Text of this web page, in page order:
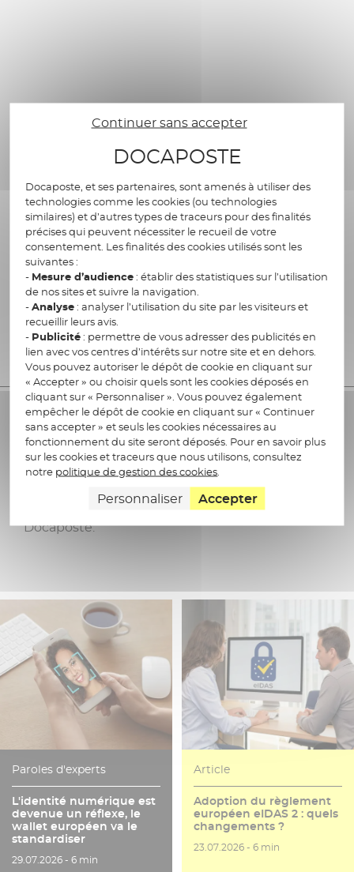
Les équipes de Docaposte étaient présentes
pour la 5e année consécutive pour échanger
autour de nos expertises, nos solutions et nos
perspectives au service d’une assurance plus
sûre, fluide et responsable. Un grand merci aux
participants, nos clients et nos partenaires pour
la qualité des échanges et les nombreux
moments partagés lors de cette édition 2025.
Dans l’actualité
Actualités, événements, communiqués de
Presse, Médiathèque : retrouvez toutes les infos
Docaposte.
Paroles d'experts
L'identité numérique est
devenue un réflexe, le
wallet européen va le
standardiser
Date de publication
29.07.2026 - Temps de lecture
6 min
Article
Adoption du règlement
européen eIDAS 2 : quels
changements ?
Date de publication
23.07.2026 -Temps de lecture
6 min
Continuer sans accepter
DOCAPOSTE
Docaposte, et ses partenaires, sont amenés à utiliser des
technologies comme les cookies (ou technologies
similaires) et d’autres types de traceurs pour des finalités
précises qui peuvent nécessiter le recueil de votre
consentement. Les finalités des cookies utilisés sont les
suivantes :
- Mesure d’audience: établir des statistiques sur l’utilisation
de nos sites et suivre la navigation.
- Analyse: analyser l’utilisation du site par les visiteurs et
recueillir leurs avis.
- Publicité: permettre de vous adresser des publicités en
lien avec vos centres d’intérêts sur notre site et en dehors.
Vous pouvez autoriser le dépôt de cookie en cliquant sur
« Accepter » ou choisir quels sont les cookies déposés en
cliquant sur « Personnaliser ». Vous pouvez également
empêcher le dépôt de cookie en cliquant sur « Continuer
sans accepter » et seuls les cookies nécessaires au
fonctionnement du site seront déposés. Pour en savoir plus
sur les cookies et traceurs que nous utilisons, consultez
notre politique de gestion des cookies
Personnaliser Accepter